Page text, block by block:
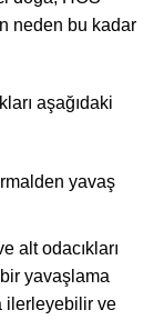
neden bu kadar
aşağıdaki
yavaş
alt odacıkları
yavaşlama
ilerleyebilir ve